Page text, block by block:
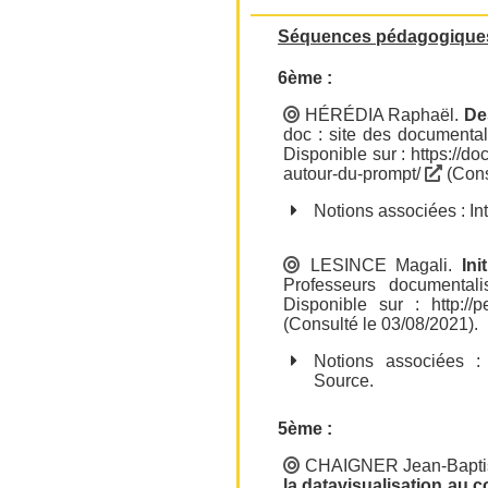
Séquences
6ème :
HÉRÉDIA Raphaël .
doc : site des
Disponible sur : https://
autour-du-prompt/
Notions associées :
LESINCE Magali.
Professeurs
Disponible sur :
http://
(Consulté le 03/08/2021).
Notions associées
Source.
5ème :
CHAIGNER Jean-